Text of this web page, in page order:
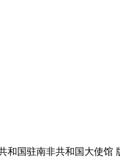
和国驻南非共和国大使馆